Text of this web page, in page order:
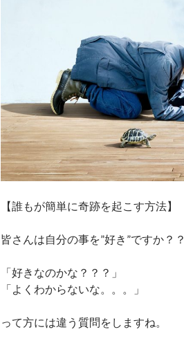
【誰もが簡単に奇跡を起こす方法】
皆さんは自分の事を”好き”ですか？？
「好きなのかな？？？」
「よくわからないな。。。」
って方には違う質問をしますね。